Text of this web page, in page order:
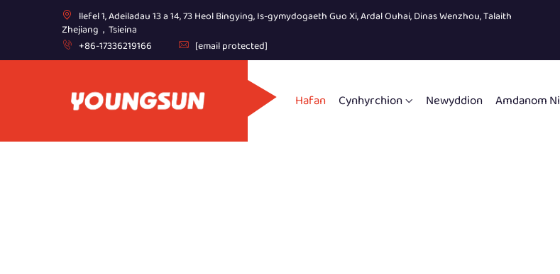
llefel 1, Adeiladau 13 a 14, 73 Heol Bingying, Is-gymydogaeth Guo Xi, Ardal Ouhai, Dinas Wenzhou, Talaith
Zhejiang，Tsieina
+86-17336219166
[email protected]
Hafan Cynhyrchion Newyddion Amdanom Ni